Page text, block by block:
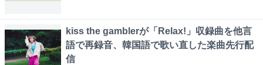
kiss the gamblerが「Relax!」収録曲を他言
語で再録音、韓国語で歌い直した楽曲先行配
信